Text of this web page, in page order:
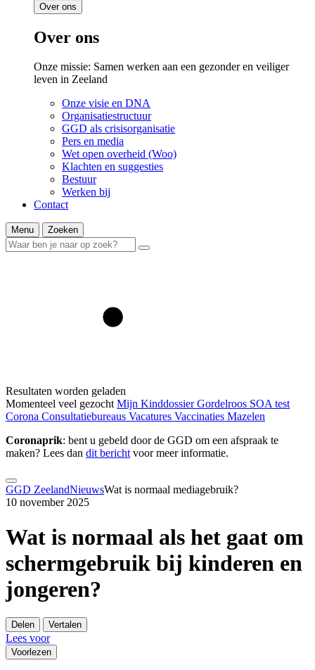
Over ons
Over ons
Onze missie: Samen werken aan een gezonder en veiliger
leven in Zeeland
Onze visie en DNA
Organisatiestructuur
GGD als crisisorganisatie
Pers en media
Wet open overheid (Woo)
Klachten en suggesties
Bestuur
Werken bij
Contact
Menu Zoeken
Resultaten worden geladen
Momenteel veel gezocht Mijn KinddossierGordelroos SOA test
Corona Consultatiebureaus Vacatures Vaccinaties Mazelen
Coronaprik: bent u gebeld door de GGD om een afspraak te
maken? Lees dan dit berichtvoor meer informatie.
GGD ZeelandNieuwsWat is normaal mediagebruik?
10 november 2025
Wat is normaal als het gaat om
schermgebruik bij kinderen en
jongeren?
Delen Vertalen
Lees voor
Voorlezen